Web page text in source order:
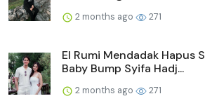
2 months ago 271
El Rumi Mendadak Hapus
Baby Bump Syifa Hadj...
2 months ago 271